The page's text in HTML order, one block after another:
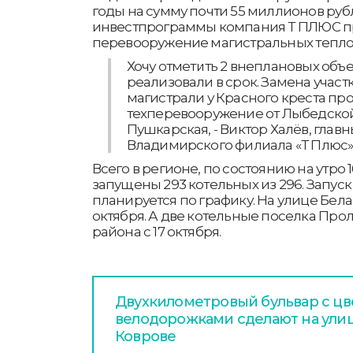
годы на сумму почти 55 миллионов
инвестпрограммы компания Т ПЛЮС
перевооружение магистральных
Хочу отметить 2 внеплановых
реализовали в срок. Замена
магистрали у Красного креста
техперевооружение от
Пушкарская, - Виктор Халёв,
Владимирского филиала «Т
Всего в регионе, по состоянию на утро
запущены 293 котельных из 296.
планируется по графику. На улице
октября. А две котельные поселка
района с 17 октября.
Двухкилометровый бульвар с
велодорожками сделают на
Коврове